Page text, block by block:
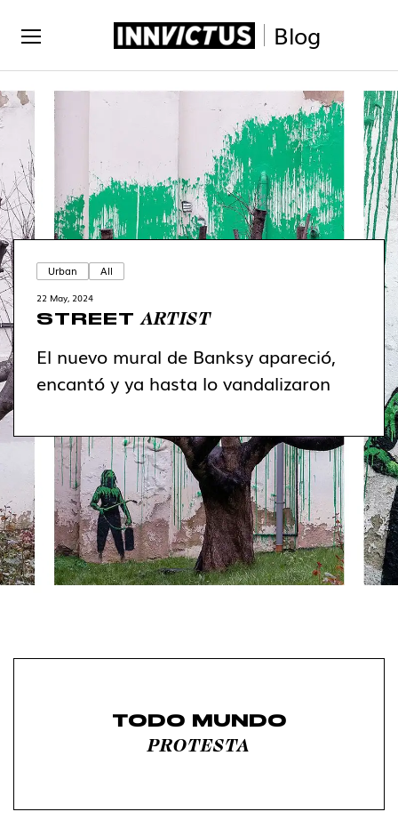
Blog
Urban All
22 May, 2024
STREETARTIST
El nuevo mural de Banksy apareció,
encantó y ya hasta lo vandalizaron
TODO MUNDO
PROTESTA